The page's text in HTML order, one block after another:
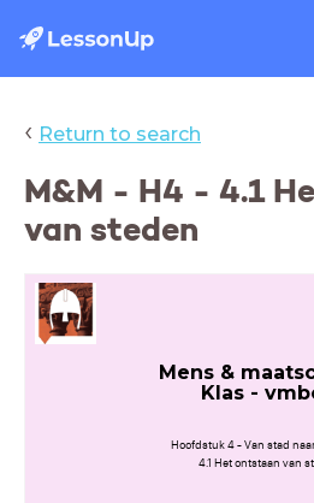
‹ Return to search
M&M - H4 - 4.1
van steden
Mens &
Klas -
Hoofdstuk 4 - Van stad
4.1 Het ontstaan van